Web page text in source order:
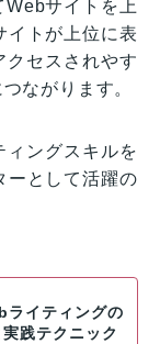
サイトを上
イトが上位に表
クセスされやす
ながります。
ィングスキルを
ーとして活躍の
ライティングの
践テクニック